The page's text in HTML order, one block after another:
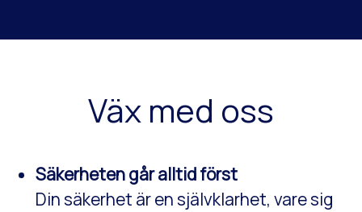
Väx med oss
Säkerheten går alltid först
Din säkerhet är en självklarhet, vare sig